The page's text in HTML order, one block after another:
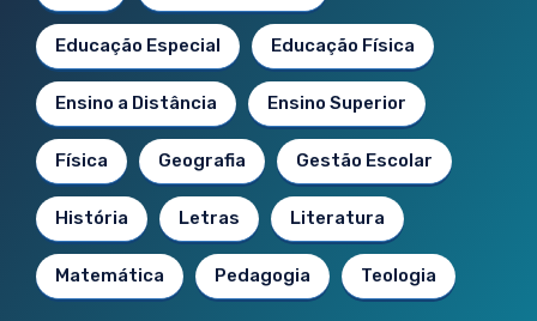
Educação Especial Educação Física
Ensino a Distância Ensino Superior
Física Geografia Gestão Escolar
História Letras Literatura
Matemática Pedagogia Teologia